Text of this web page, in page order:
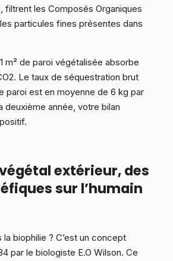
filtrent les Composés Organiques
particules fines présentes dans
m² de paroi végétalisée absorbe
Le taux de séquestration brut
paroi est en moyenne de 6 kg par
deuxième année, votre bilan
extérieur, des
sur l’humain
biophilie ? C’est un concept
par le biologiste E.O Wilson. Ce